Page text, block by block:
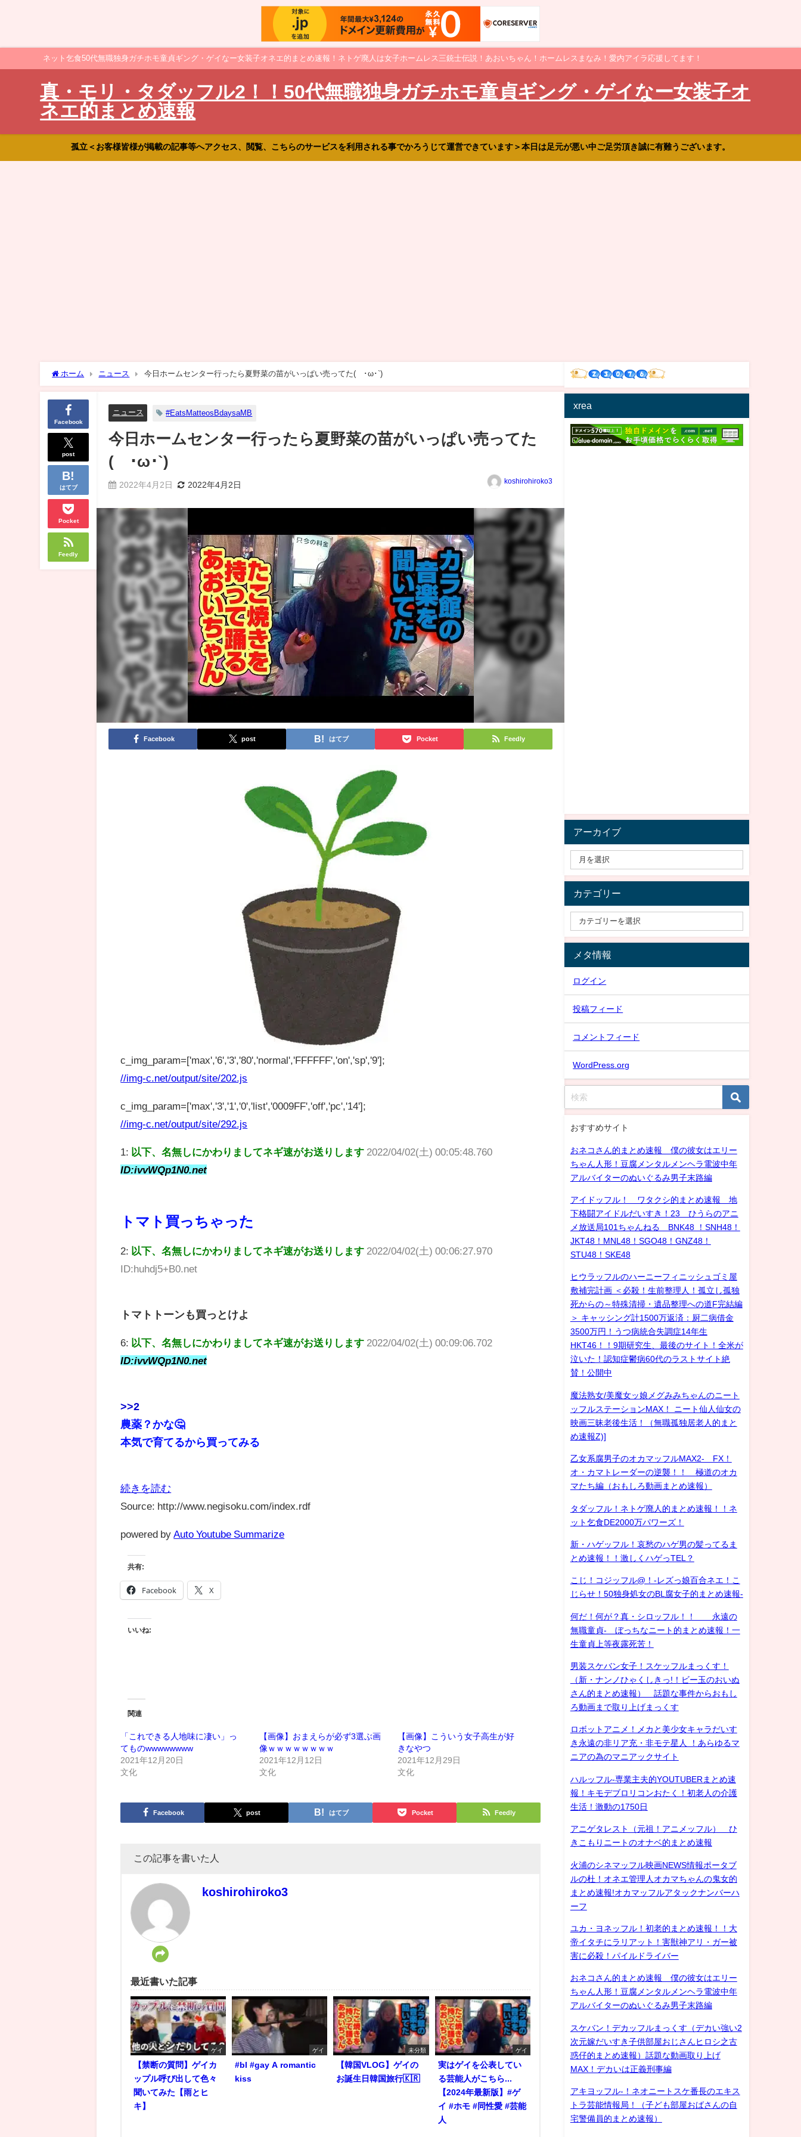
ネット乞食50代無職独身ガチホモ童貞ギング・ゲイなー女装子オネエ的まとめ速報！ネトゲ廃人は女子ホームレス三銃士伝説！あおいちゃん！ホームレスまなみ！愛内アイラ応援してます！
真・モリ・タダッフル2！！50代無職独身ガチホモ童貞ギング・ゲイなー女装子オ
ネエ的まとめ速報
孤立＜お客様皆様が掲載の記事等へアクセス、閲覧、こちらのサービスを利用される事でかろうじて運営できています＞本日は足元が悪い中ご足労頂き誠に有難うございます。
ホーム ニュース 今日ホームセンター行ったら夏野菜の苗がいっぱい売ってた(´･ω･`)
Facebook
post
はてブ
Pocket
Feedly
ニュース #EatsMatteosBdaysaMB
今日ホームセンター行ったら夏野菜の苗がいっぱい売ってた
(´･ω･`)
2022年4月2日 2022年4月2日 koshirohiroko3
Facebook post はてブ Pocket Feedly
c_img_param=['max','6','3','80','normal','FFFFFF','on','sp','9'];
//img-c.net/output/site/202.js
c_img_param=['max','3','1','0','list','0009FF','off','pc','14'];
//img-c.net/output/site/292.js
1: 以下、名無しにかわりましてネギ速がお送りします 2022/04/02(土) 00:05:48.760
ID:ivvWQp1N0.net
トマト買っちゃった
2: 以下、名無しにかわりましてネギ速がお送りします 2022/04/02(土) 00:06:27.970
ID:huhdj5+B0.net
トマトトーンも買っとけよ
6: 以下、名無しにかわりましてネギ速がお送りします 2022/04/02(土) 00:09:06.702
ID:ivvWQp1N0.net
>>2
農薬？かな🤔
本気で育てるから買ってみる
続きを読む
Source: http://www.negisoku.com/index.rdf
powered by Auto Youtube Summarize
共有:
Facebook X
いいね:
関連
「これできる人地味に凄い」っ
てものwwwwwwww
2021年12月20日
文化
【画像】おまえらが必ず3選ぶ画
像ｗｗｗｗｗｗｗｗ
2021年12月12日
文化
【画像】こういう女子高生が好
きなやつ
2021年12月29日
文化
Facebook post はてブ Pocket Feedly
この記事を書いた人
koshirohiroko3
最近書いた記事
ゲイ
【禁断の質問】ゲイカ
ップル呼び出して色々
聞いてみた【雨とヒ
キ】
ゲイ
#bl #gay A romantic
kiss
未分類
【韓国VLOG】ゲイの
お誕生日韓国旅行🇰🇷
ゲイ
実はゲイを公表してい
る芸能人がこちら...
【2024年最新版】#ゲ
イ #ホモ #同性愛 #芸能
人
xrea
アーカイブ
カテゴリー
メタ情報
ログイン
投稿フィード
コメントフィード
WordPress.org
おすすめサイト
おネコさん的まとめ速報 僕の彼女はエリー
ちゃん人形！豆腐メンタルメンヘラ電波中年
アルバイターのぬいぐるみ男子末路編
アイドッフル！ ワタクシ的まとめ速報 地
下格闘アイドルだいすき！23 ひうらのアニ
メ放送局101ちゃんねる BNK48 ！SNH48！
JKT48！MNL48！SGO48！GNZ48！
STU48！SKE48
ヒウラッフルのハーニーフィニッシュゴミ屋
敷補完計画 ＜必殺！生前整理人！孤立し孤独
死からの～特殊清掃・遺品整理への道F完結編
＞ キャッシング計1500万返済：厨二病借金
3500万円！うつ病統合失調症14年生
HKT46！！9期研究生、最後のサイト！全米が
泣いた！認知症鬱病60代のラストサイト絶
賛！公開中
魔法熟女/美魔女ッ娘メグみみちゃんのニート
ッフルステーションMAX！ ニート仙人仙女の
映画三昧老後生活！（無職孤独居老人的まと
め速報Z)]
乙女系腐男子のオカマッフルMAX2- FX！
オ・カマトレーダーの逆襲！！ 極道のオカ
マたち編（おもしろ動画まとめ速報）
タダッフル！ネトゲ廃人的まとめ速報！！ネ
ット乞食DE2000万パワーズ！
新・ハゲッフル！哀愁のハゲ男の髪ってるま
とめ速報！！激しくハゲっTEL？
こじ！コジッフル@！-レズっ娘百合ネエ！こ
じらせ！50独身処女のBL腐女子的まとめ速報-
何だ！何が？真・シロッフル！！ 永遠の
無職童貞- ぼっちなニート的まとめ速報！一
生童貞上等夜露死苦！
男装スケバン女子！スケッフルまっくす！
（新・ナンノひゃくしきっ!！ビー玉のおいぬ
さん的まとめ速報） 話題な事件からおもし
ろ動画まで取り上げまっくす
ロボットアニメ！メカと美少女キャラだいす
き永遠の非リア充・非モテ星人 ！あらゆるマ
ニアの為のマニアックサイト
ハルッフル-専業主夫的YOUTUBERまとめ速
報！キモデブロリコンおたく！初老人の介護
生活！激動の1750日
アニゲタレスト（元祖！アニメッフル） ひ
きこもりニートのオナベ的まとめ速報
火浦のシネマッフル映画NEWS情報ポータブ
ルの杜！オネエ管理人オカマちゃんの鬼女的
まとめ速報!オカマッフルアタックナンバーハ
ーフ
ユカ・ヨネッフル！初老的まとめ速報！！大
帝イタチにラリアット！害獣神アリ・ガー被
害に必殺！パイルドライバー
おネコさん的まとめ速報 僕の彼女はエリー
ちゃん人形！豆腐メンタルメンヘラ電波中年
アルバイターのぬいぐるみ男子末路編
スケバン！デカッフルまっくす（デカい強い2
次元嫁だいすき子供部屋おじさんヒロシ之古
惑仔的まとめ速報）話題な動画取り上げ
MAX！デカいは正義刑事編
アキヨッフル-！ネオニートスケ番長のエキス
トラ芸能情報局！（子ども部屋おばさんの自
宅警備員的まとめ速報）